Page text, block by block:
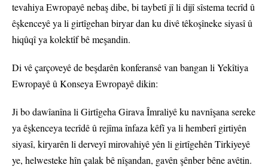
tevahiya Ewropayê nebaş dibe, bi taybetî jî li dijî sîstema tecrîd û
êşkenceyê ya li girtîgehan biryar dan ku divê têkoşîneke siyasî û
hiqûqî ya kolektîf bê meşandin.
Di vê çarçoveyê de beşdarên konferansê van bangan li Yekîtiya
Ewropayê û Konseya Ewropayê dikin:
Ji bo dawîanîna li Girtîgeha Girava Îmraliyê ku navnîşana sereke
ya êşkenceya tecrîdê û rejîma înfaza kêfî ya li hemberî girtiyên
siyasî, kiryarên li derveyî mirovahiyê yên li girtîgehên Tirkiyeyê
ye, helwesteke hîn çalak bê nîşandan, gavên şênber bêne avêtin.